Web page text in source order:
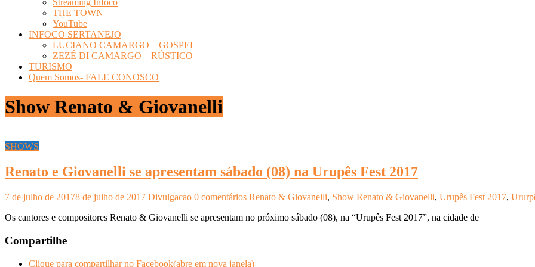
Streaming Infoco
THE TOWN
YouTube
INFOCO SERTANEJO
LUCIANO CAMARGO – GOSPEL
ZEZÉ DI CAMARGO – RÚSTICO
TURISMO
Quem Somos- FALE CONOSCO
Show Renato & Giovanelli
SHOWS
Renato e Giovanelli se apresentam sábado (08) na Urupês Fest 2017
7 de julho de 20178 de julho de 2017 Divulgacao 0 comentários Renato & Giovanelli, Show Renato & Giovanelli, Urupês Fest 2017,
Os cantores e compositores Renato & Giovanelli se apresentam no próximo sábado (08), na “Urupês Fest 2017”, na cidade de
Compartilhe
Clique para compartilhar no Facebook(abre em nova janela)